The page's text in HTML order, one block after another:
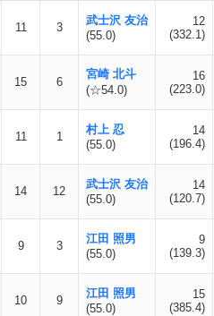
11 3
武士沢 友治
(55.0)
12
(332.1)
15 6
宮崎 北斗
(☆54.0)
16
(223.0)
11 1
村上 忍
(55.0)
14
(196.4)
14 12
武士沢 友治
(55.0)
14
(120.7)
9 3
江田 照男
(55.0)
9
(139.3)
10 9
江田 照男
(55.0)
15
(385.4)